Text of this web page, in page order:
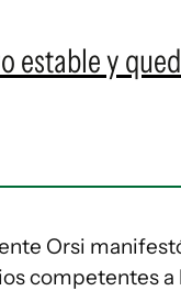
estable y
Orsi
competentes